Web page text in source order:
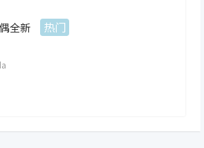
全新 热门